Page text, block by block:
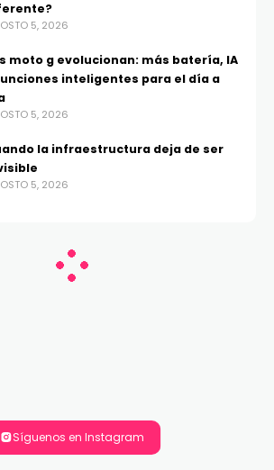
5, 2026
moto g evolucionan: más batería, IA
inteligentes para el día a
5, 2026
la infraestructura deja de ser
5, 2026
Síguenos en Instagram